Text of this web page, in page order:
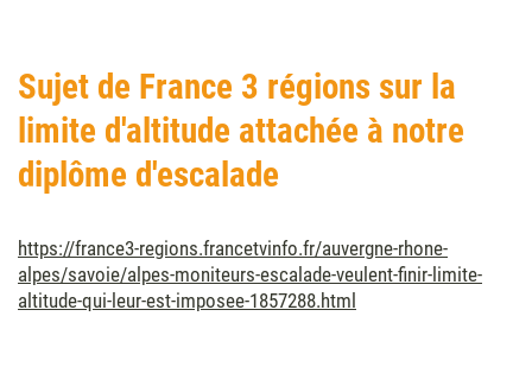
Sujet de France 3 régions sur la
limite d'altitude attachée à notre
diplôme d'escalade
https://france3-regions.francetvinfo.fr/auvergne-rhone-
alpes/savoie/alpes-moniteurs-escalade-veulent-finir-limite-
altitude-qui-leur-est-imposee-1857288.html